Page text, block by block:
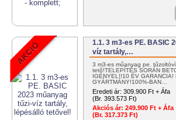
1.1. 3 m3-es PE. BASIC
víz tartály,…
3 m3-es műanyag pe.
tető!TELEPÍTÉS SORÁN
IGÉNYEL!!10 ÉV GARANCIA!
GYÁRTMÁNY!100%-BAN…
Eredeti ár: 309.900 Ft + Áfa
(Br. 393.573 Ft)
Akciós ár: 249.900 Ft + Áfa
(Br. 317.373 Ft)